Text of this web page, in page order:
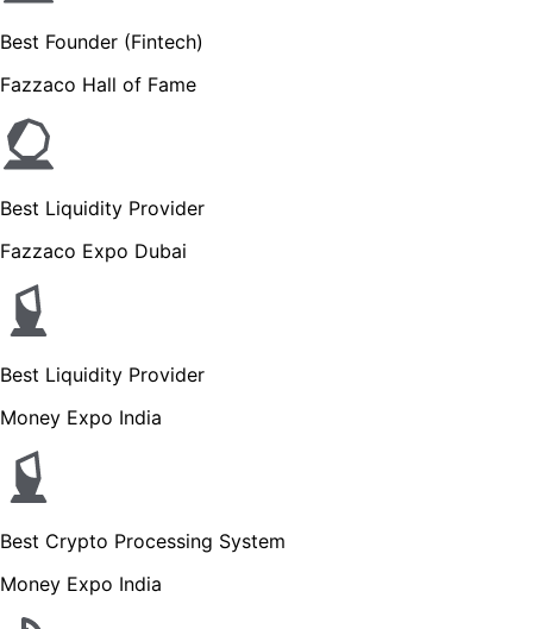
Best Founder (Fintech)
Fazzaco Hall of Fame
Best Liquidity Provider
Fazzaco Expo Dubai
Best Liquidity Provider
Money Expo India
Best Crypto Processing System
Money Expo India